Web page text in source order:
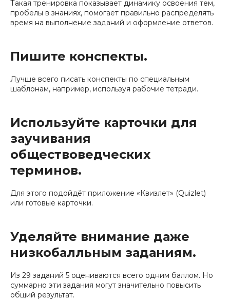
Такая тренировка показывает динамику освоения тем,
пробелы в знаниях, помогает правильно распределять
время на выполнение заданий и оформление ответов.
Пишите конспекты.
Лучше всего писать конспекты по специальным
шаблонам, например, используя рабочие тетради.
Используйте карточки для
заучивания
обществоведческих
терминов.
Для этого подойдёт приложение «Квизлет» (Quizlet)
или готовые карточки.
Уделяйте внимание даже
низкобалльным заданиям.
Из 29 заданий 5 оцениваются всего одним баллом. Но
суммарно эти задания могут значительно повысить
общий результат.